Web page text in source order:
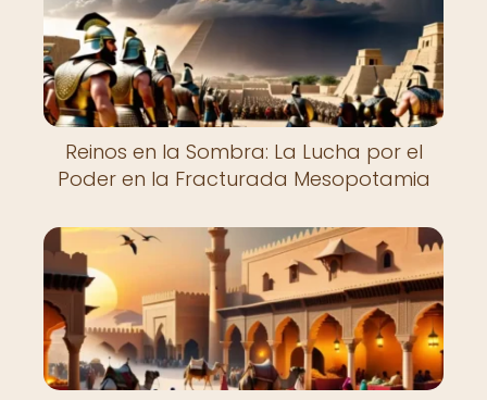
Reinos en la Sombra: La Lucha por el
Poder en la Fracturada Mesopotamia